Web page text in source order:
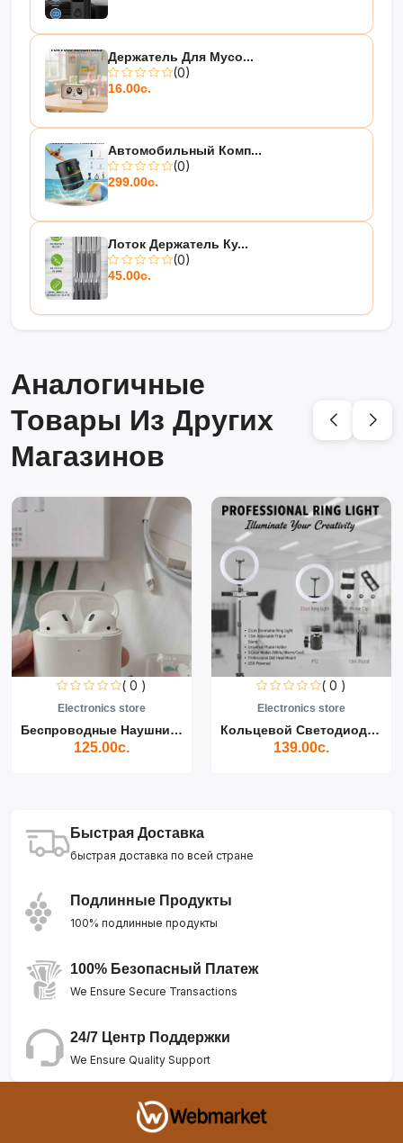
Держатель Для Мусо...
(0)
16.00с.
Автомобильный Комп...
(0)
299.00с.
Лоток Держатель Ку...
(0)
45.00с.
Аналогичные
Товары Из Других
Магазинов
( 0 )
Electronics store
Беспроводные Наушники Air...
125.00с.
( 0 )
Electronics store
Кольцевой Светодиодный Св...
139.00с.
Быстрая Доставка
быстрая доставка по всей стране
Подлинные Продукты
100% подлинные продукты
100% Безопасный Платеж
We Ensure Secure Transactions
24/7 Центр Поддержки
We Ensure Quality Support